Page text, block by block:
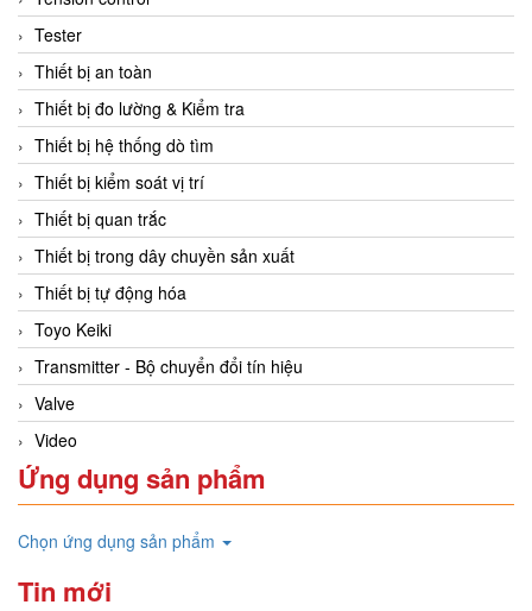
Tester
Thiết bị an toàn
Thiết bị đo lường & Kiểm tra
Thiết bị hệ thống dò tìm
Thiết bị kiểm soát vị trí
Thiết bị quan trắc
Thiết bị trong dây chuyền sản xuất
Thiết bị tự động hóa
Toyo Keiki
Transmitter - Bộ chuyển đổi tín hiệu
Valve
Video
Ứng dụng sản phẩm
Chọn ứng dụng sản phẩm
Tin mới